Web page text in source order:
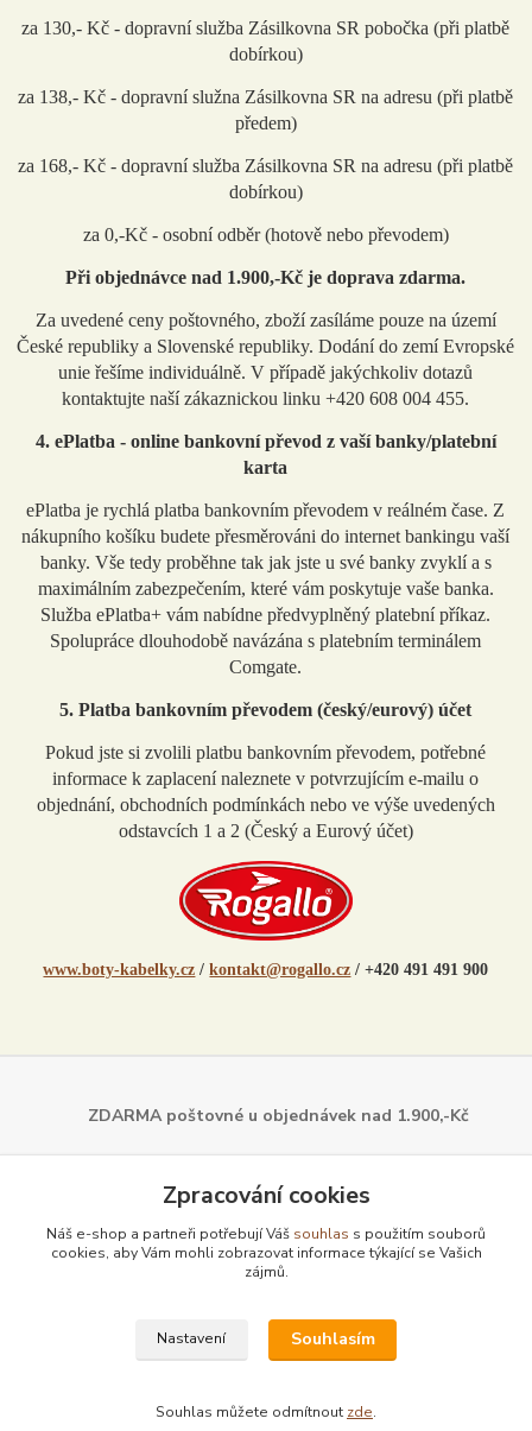
za 130,- Kč - dopravní služba Zásilkovna SR pobočka (při platbě
dobírkou)
za 138,- Kč - dopravní služna Zásilkovna SR na adresu (při platbě
předem)
za 168,- Kč - dopravní služba Zásilkovna SR na adresu (při platbě
dobírkou)
za 0,-Kč - osobní odběr (hotově nebo převodem)
Při objednávce nad 1.900,-Kč je doprava zdarma.
Za uvedené ceny poštovného, zboží zasíláme pouze na území
České republiky a Slovenské republiky. Dodání do zemí Evropské
unie řešíme individuálně. V případě jakýchkoliv dotazů
kontaktujte naší zákaznickou linku +420 608 004 455.
4. ePlatba - online bankovní převod z vaší banky/platební
karta
ePlatba je rychlá platba bankovním převodem v reálném čase. Z
nákupního košíku budete přesměrováni do internet bankingu vaší
banky. Vše tedy proběhne tak jak jste u své banky zvyklí a s
maximálním zabezpečením, které vám poskytuje vaše banka.
Služba ePlatba+ vám nabídne předvyplněný platební příkaz.
Spolupráce dlouhodobě navázána s platebním terminálem
Comgate.
5. Platba bankovním převodem (český/eurový) účet
Pokud jste si zvolili platbu bankovním převodem, potřebné
informace k zaplacení naleznete v potvrzujícím e-mailu o
objednání, obchodních podmínkách nebo ve výše uvedených
odstavcích 1 a 2 (Český a Eurový účet)
www.boty-kabelky.cz /kontakt@rogallo.cz / +420 491 491 900
ZDARMA poštovné u objednáveknad 1.900,-Kč
Dále z naší nabídky
Zpracování cookies
Náš e-shop a partneři potřebují Váš souhlas s použitím souborů
cookies, aby Vám mohli zobrazovat informace týkající se Vašich
zájmů.
Nastavení Souhlasím
Souhlas můžete odmítnout zde.